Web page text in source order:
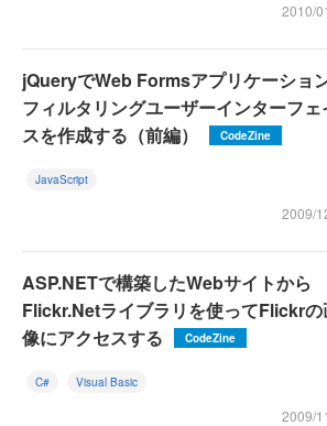
2010/
jQueryでWeb Formsアプリケーショ
フィルタリングユーザーインターフェ
スを作成する（前編）
CodeZine
JavaScript
2009/
ASP.NETで構築したWebサイトから
Flickr.Netライブラリを使ってFlickrの
像にアクセスする
CodeZine
C# Visual Basic
2009/